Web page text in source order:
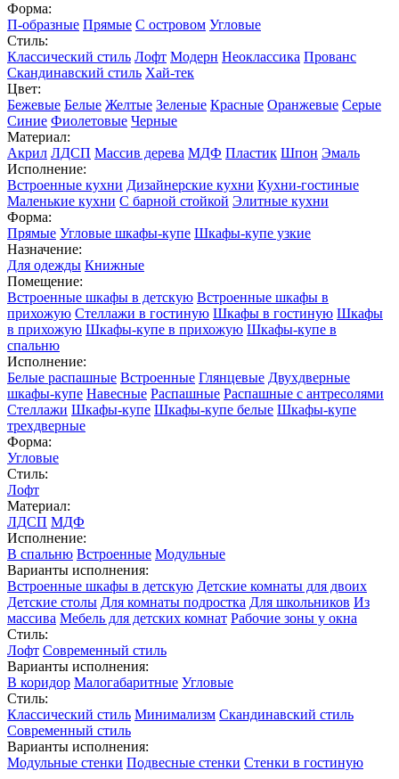
Форма:
П-образные Прямые С островом Угловые
Стиль:
Классический стиль Лофт Модерн Неоклассика Прованс
Скандинавский стиль Хай-тек
Цвет:
Бежевые Белые Желтые Зеленые Красные Оранжевые Серые
Синие Фиолетовые Черные
Материал:
Акрил ЛДСП Массив дерева МДФ Пластик Шпон Эмаль
Исполнение:
Встроенные кухни Дизайнерские кухни Кухни-гостиные
Маленькие кухни С барной стойкой Элитные кухни
Форма:
Прямые Угловые шкафы-купе Шкафы-купе узкие
Назначение:
Для одежды Книжные
Помещение:
Встроенные шкафы в детскую Встроенные шкафы в
прихожую Стеллажи в гостиную Шкафы в гостиную Шкафы
в прихожую Шкафы-купе в прихожую Шкафы-купе в
спальню
Исполнение:
Белые распашные Встроенные Глянцевые Двухдверные
шкафы-купе Навесные Распашные Распашные с антресолями
Стеллажи Шкафы-купе Шкафы-купе белые Шкафы-купе
трехдверные
Форма:
Угловые
Стиль:
Лофт
Материал:
ЛДСП МДФ
Исполнение:
В спальню Встроенные Модульные
Варианты исполнения:
Встроенные шкафы в детскую Детские комнаты для двоих
Детские столы Для комнаты подростка Для школьников Из
массива Мебель для детских комнат Рабочие зоны у окна
Стиль:
Лофт Современный стиль
Варианты исполнения:
В коридор Малогабаритные Угловые
Стиль:
Классический стиль Минимализм Скандинавский стиль
Современный стиль
Варианты исполнения:
Модульные стенки Подвесные стенки Стенки в гостиную